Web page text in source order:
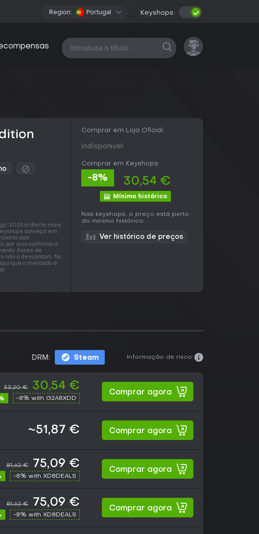
Region: Portugal Keyshops:
Todas as plataformas
2026 a oferta mais
começa em
das
por isso confirma a
Antes de
não o descontam. No
que o mercado é
Comprar em Loja Oficial:
Indisponível
Comprar em Keyshops:
-8% 30,54 €
Mínimo histórico
Nas keyshops, o preço está perto
do mínimo histórico.
Ver histórico de preços
DRM: Steam Informação de risco:
33,20 € 30,54 €
-8% with G2A8XDD
Comprar agora
~51,87 € Comprar agora
81,62 € 75,09 €
-8% with XD8DEALS
Comprar agora
81,62 € 75,09 €
-8% with XD8DEALS
Comprar agora